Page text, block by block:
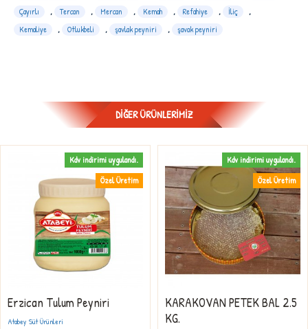
Çayırlı
, Tercan , Mercan , Kemah , Refahiye , İliç
,
Kemaliye
, Otlukbeli , şavlak peyniri , şavak peyniri
DIĞER ÜRÜNLERIMIZ
Özel Üretim
Kdv indirimi uygulandı.
Atabey Süt Ürünleri
Erzican Tulum Peyniri
Özel Üretim
Kdv indirimi uygulandı.
KARAKOVAN PETEK BAL 2.5
KG.